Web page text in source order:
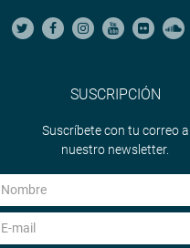
SUSCRIPCIÓN
Suscríbete con tu correo a
nuestro newsletter.